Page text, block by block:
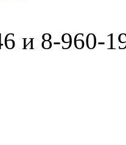
и 8-960-